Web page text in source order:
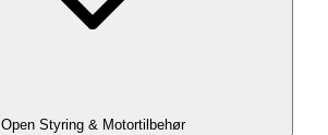
Open Styring & Motortilbehør